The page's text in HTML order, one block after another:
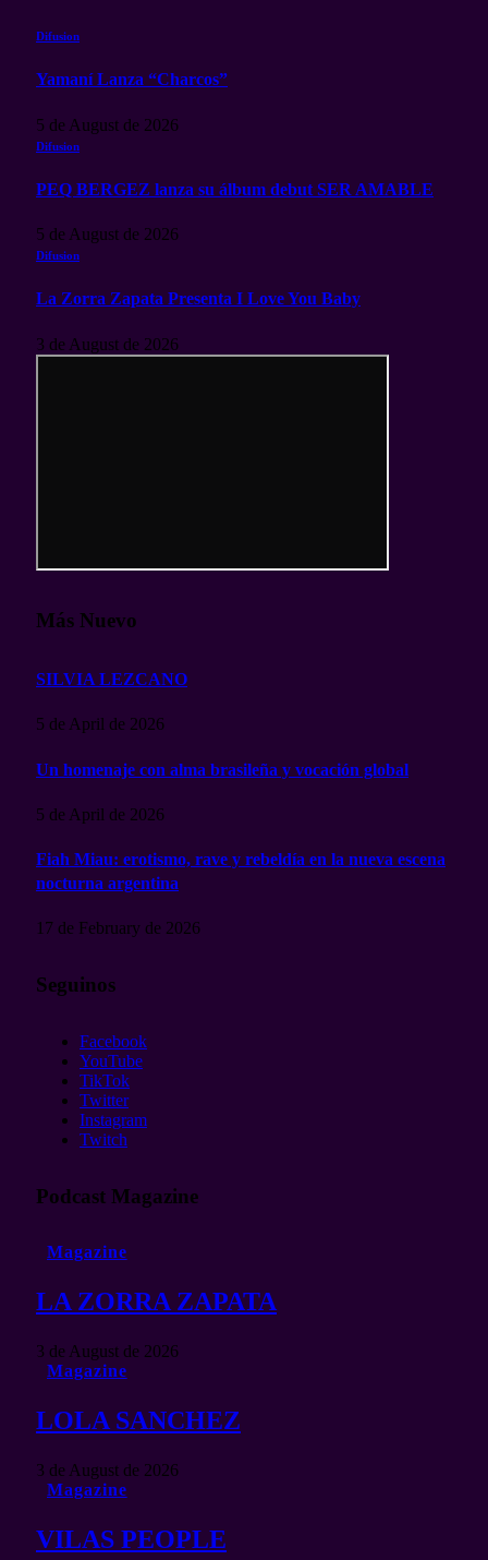
Difusion
Yamaní Lanza “Charcos”
5 de August de 2026
Difusion
PEQ BERGEZ lanza su álbum debut SER AMABLE
5 de August de 2026
Difusion
La Zorra Zapata Presenta I Love You Baby
3 de August de 2026
Más Nuevo
SILVIA LEZCANO
5 de April de 2026
Un homenaje con alma brasileña y vocación global
5 de April de 2026
Fiah Miau: erotismo, rave y rebeldía en la nueva escena
nocturna argentina
17 de February de 2026
Seguinos
Facebook
YouTube
TikTok
Twitter
Instagram
Twitch
Podcast Magazine
Magazine
LA ZORRA ZAPATA
3 de August de 2026
Magazine
LOLA SANCHEZ
3 de August de 2026
Magazine
VILAS PEOPLE